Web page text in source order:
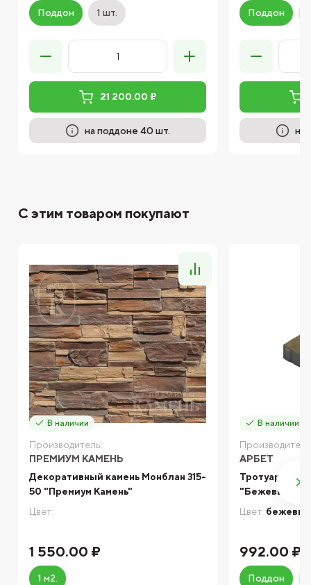
Поддон 1 шт.
21 200.00 ₽
на поддоне 40 шт.
Поддон
на
С этим товаром покупают
В наличии
Производитель:
ПРЕМИУМ КАМЕНЬ
Декоративный камень Монблан 315-
50 "Премиум Камень"
Цвет:
1 550.00 ₽
1 м2.
В наличии
АРБЕТ
Тротуарная
"Бежевый"
Цвет:
992.00 ₽
Поддон